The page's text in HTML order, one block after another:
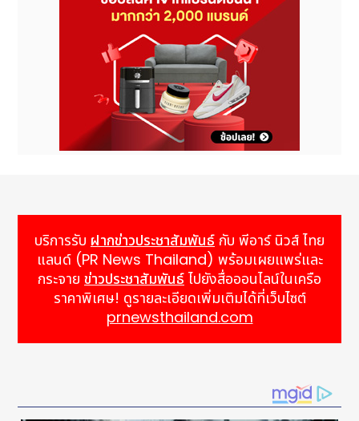
บริการรับ ฝากข่าวประชาสัมพันธ์ กับ พีอาร์ นิวส์ ไทย
แลนด์ (PR News Thailand) พร้อมเผยแพร่และ
กระจาย ข่าวประชาสัมพันธ์ ไปยังสื่อออนไลน์ในเครือ
ราคาพิเศษ! ดูรายละเอียดเพิ่มเติมได้ที่เว็บไซต์
prnewsthailand.com